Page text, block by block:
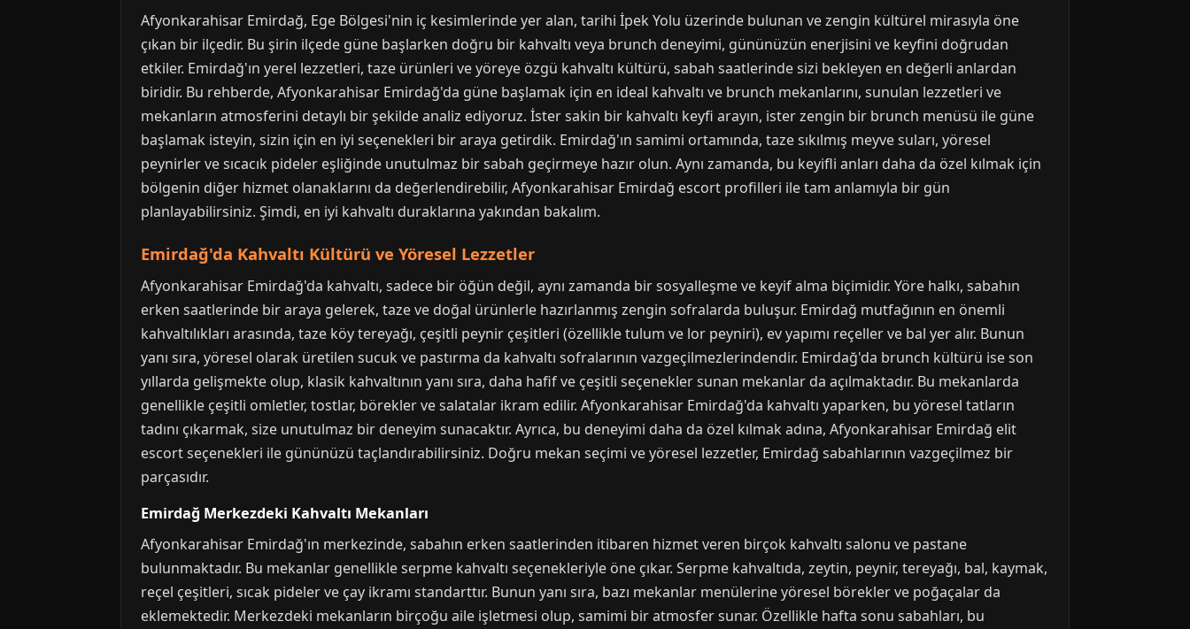
Afyonkarahisar Emirdağ, Ege Bölgesi'nin iç kesimlerinde yer alan, tarihi İpek Yolu üzerinde bulunan ve zengin kültürel mirasıyla öne
çıkan bir ilçedir. Bu şirin ilçede güne başlarken doğru bir kahvaltı veya brunch deneyimi, gününüzün enerjisini ve keyfini doğrudan
etkiler. Emirdağ'ın yerel lezzetleri, taze ürünleri ve yöreye özgü kahvaltı kültürü, sabah saatlerinde sizi bekleyen en değerli anlardan
biridir. Bu rehberde, Afyonkarahisar Emirdağ'da güne başlamak için en ideal kahvaltı ve brunch mekanlarını, sunulan lezzetleri ve
mekanların atmosferini detaylı bir şekilde analiz ediyoruz. İster sakin bir kahvaltı keyfi arayın, ister zengin bir brunch menüsü ile güne
başlamak isteyin, sizin için en iyi seçenekleri bir araya getirdik. Emirdağ'ın samimi ortamında, taze sıkılmış meyve suları, yöresel
peynirler ve sıcacık pideler eşliğinde unutulmaz bir sabah geçirmeye hazır olun. Aynı zamanda, bu keyifli anları daha da özel kılmak için
bölgenin diğer hizmet olanaklarını da değerlendirebilir, Afyonkarahisar Emirdağ escort profilleri ile tam anlamıyla bir gün
planlayabilirsiniz. Şimdi, en iyi kahvaltı duraklarına yakından bakalım.
Emirdağ'da Kahvaltı Kültürü ve Yöresel Lezzetler
Afyonkarahisar Emirdağ'da kahvaltı, sadece bir öğün değil, aynı zamanda bir sosyalleşme ve keyif alma biçimidir. Yöre halkı, sabahın
erken saatlerinde bir araya gelerek, taze ve doğal ürünlerle hazırlanmış zengin sofralarda buluşur. Emirdağ mutfağının en önemli
kahvaltılıkları arasında, taze köy tereyağı, çeşitli peynir çeşitleri (özellikle tulum ve lor peyniri), ev yapımı reçeller ve bal yer alır. Bunun
yanı sıra, yöresel olarak üretilen sucuk ve pastırma da kahvaltı sofralarının vazgeçilmezlerindendir. Emirdağ'da brunch kültürü ise son
yıllarda gelişmekte olup, klasik kahvaltının yanı sıra, daha hafif ve çeşitli seçenekler sunan mekanlar da açılmaktadır. Bu mekanlarda
genellikle çeşitli omletler, tostlar, börekler ve salatalar ikram edilir. Afyonkarahisar Emirdağ'da kahvaltı yaparken, bu yöresel tatların
tadını çıkarmak, size unutulmaz bir deneyim sunacaktır. Ayrıca, bu deneyimi daha da özel kılmak adına, Afyonkarahisar Emirdağ elit
escort seçenekleri ile gününüzü taçlandırabilirsiniz. Doğru mekan seçimi ve yöresel lezzetler, Emirdağ sabahlarının vazgeçilmez bir
parçasıdır.
Emirdağ Merkezdeki Kahvaltı Mekanları
Afyonkarahisar Emirdağ'ın merkezinde, sabahın erken saatlerinden itibaren hizmet veren birçok kahvaltı salonu ve pastane
bulunmaktadır. Bu mekanlar genellikle serpme kahvaltı seçenekleriyle öne çıkar. Serpme kahvaltıda, zeytin, peynir, tereyağı, bal, kaymak,
reçel çeşitleri, sıcak pideler ve çay ikramı standarttır. Bunun yanı sıra, bazı mekanlar menülerine yöresel börekler ve poğaçalar da
eklemektedir. Merkezdeki mekanların birçoğu aile işletmesi olup, samimi bir atmosfer sunar. Özellikle hafta sonu sabahları, bu